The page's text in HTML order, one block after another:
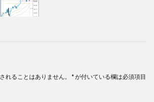
れることはありません。 *が付いている欄は必須項目